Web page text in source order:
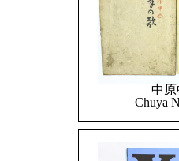
中
Chuya